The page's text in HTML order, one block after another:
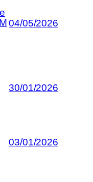
04/05/2026
30/01/2026
03/01/2026